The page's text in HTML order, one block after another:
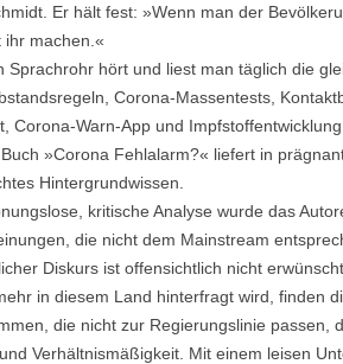
Er hält fest: »Wenn man der
ihr machen.«
Sprachrohr hört und liest man täglich die
Corona-Massentests,
Corona-Warn-App und
»Corona Fehlalarm?« liefert in
Hintergrundwissen.
kritische Analyse wurde das
die nicht dem Mainstream
Diskurs ist offensichtlich nicht erwünscht.
in diesem Land hinterfragt wird, finden
die nicht zur Regierungslinie
Verhältnismäßigkeit. Mit einem leisen